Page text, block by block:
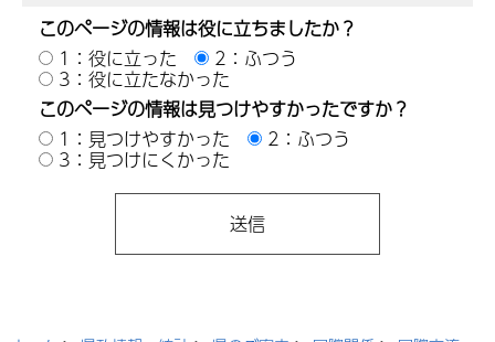
このページの情報は役に立ちましたか？
1：役に立った
2：ふつう
3：役に立たなかった
このページの情報は見つけやすかったですか？
1：見つけやすかった
2：ふつう
3：見つけにくかった